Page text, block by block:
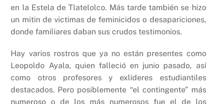
en la Estela de Tlatelolco. Más tarde también se hizo
un mitin de victimas de feminicidos o desapariciones,
donde familiares daban sus crudos testimonios.
Hay varios rostros que ya no están presentes como
Leopoldo Ayala, quien falleció en junio pasado, así
como otros profesores y exlíderes estudiantiles
destacados. Pero posiblemente “el contingente” más
numeroso o de los más numerosos fue el de los